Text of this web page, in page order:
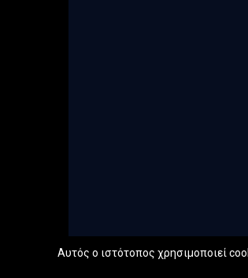
Αυτός ο ιστότοπος χρησιμοποιεί